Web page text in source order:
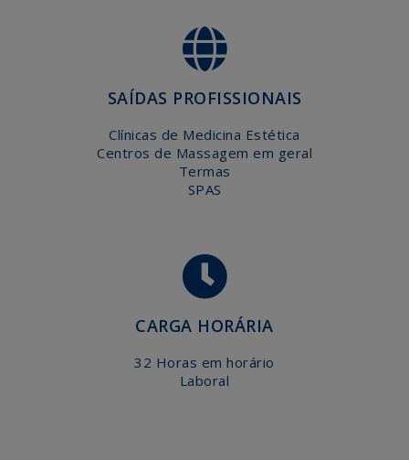
SAÍDAS PROFISSIONAIS
Clínicas de Medicina Estética
Centros de Massagem em geral
Termas
SPAS
CARGA HORÁRIA
32 Horas em horário
Laboral